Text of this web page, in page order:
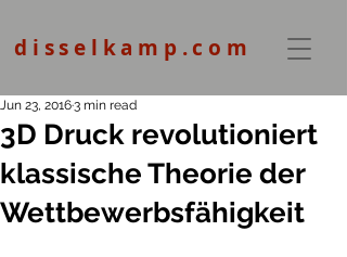
disselkamp.com
3D Druck revolutioniert
klassische Theorie der
Wettbewerbsfähigkeit
Jun 23, 20163 min read